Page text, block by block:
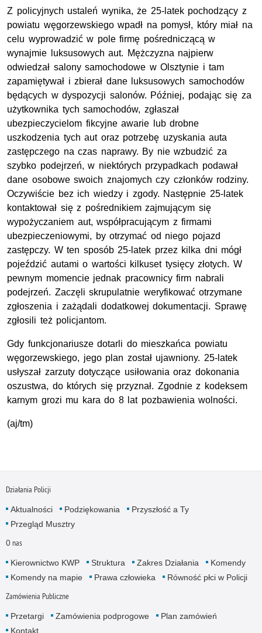
Z policyjnych ustaleń wynika, że 25-latek pochodzący z
powiatu węgorzewskiego wpadł na pomysł, który miał na
celu wyprowadzić w pole firmę pośredniczącą w
wynajmie luksusowych aut. Mężczyzna najpierw
odwiedzał salony samochodowe w Olsztynie i tam
zapamiętywał i zbierał dane luksusowych samochodów
będących w dyspozycji salonów. Później, podając się za
użytkownika tych samochodów, zgłaszał
ubezpieczycielom fikcyjne awarie lub drobne
uszkodzenia tych aut oraz potrzebę uzyskania auta
zastępczego na czas naprawy. By nie wzbudzić za
szybko podejrzeń, w niektórych przypadkach podawał
dane osobowe swoich znajomych czy członków rodziny.
Oczywiście bez ich wiedzy i zgody. Następnie 25-latek
kontaktował się z pośrednikiem zajmującym się
wypożyczaniem aut, współpracującym z firmami
ubezpieczeniowymi, by otrzymać od niego pojazd
zastępczy. W ten sposób 25-latek przez kilka dni mógł
pojeździć autami o wartości kilkuset tysięcy złotych. W
pewnym momencie jednak pracownicy firm nabrali
podejrzeń. Zaczęli skrupulatnie weryfikować otrzymane
zgłoszenia i zażądali dodatkowej dokumentacji. Sprawę
zgłosili też policjantom.
Gdy funkcjonariusze dotarli do mieszkańca powiatu
węgorzewskiego, jego plan został ujawniony. 25-latek
usłyszał zarzuty dotyczące usiłowania oraz dokonania
oszustwa, do których się przyznał. Zgodnie z kodeksem
karnym grozi mu kara do 8 lat pozbawienia wolności.
(aj/tm)
Działania Policji
Aktualności Podziękowania
Przyszłość a Ty
Przegląd Musztry
O nas
Kierownictwo KWP Struktura Zakres Działania
Komendy
Komendy na mapie
Prawa człowieka Równość płci w Policji
Zamówienia Publiczne
Przetargi Zamówienia podprogowe
Plan zamówień
Kontakt